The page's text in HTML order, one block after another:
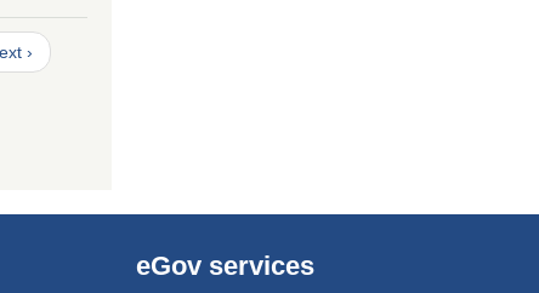
›
eGov services